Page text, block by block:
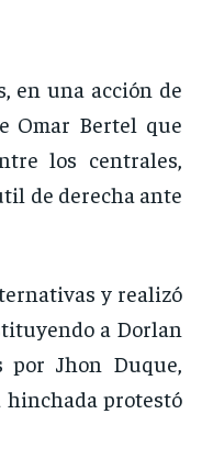
en una acción de
Omar Bertel que
los centrales,
de derecha ante
y realizó
a Dorlan
por Jhon Duque,
hinchada protestó